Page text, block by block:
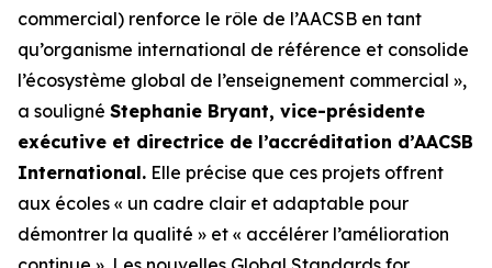
commercial) renforce le rôle de l’AACSB en tant
qu’organisme international de référence et consolide
l’écosystème global de l’enseignement commercial »,
a souligné Stephanie Bryant, vice-présidente
exécutive et directrice de l’accréditation d’AACSB
International. Elle précise que ces projets offrent
aux écoles « un cadre clair et adaptable pour
démontrer la qualité » et « accélérer l’amélioration